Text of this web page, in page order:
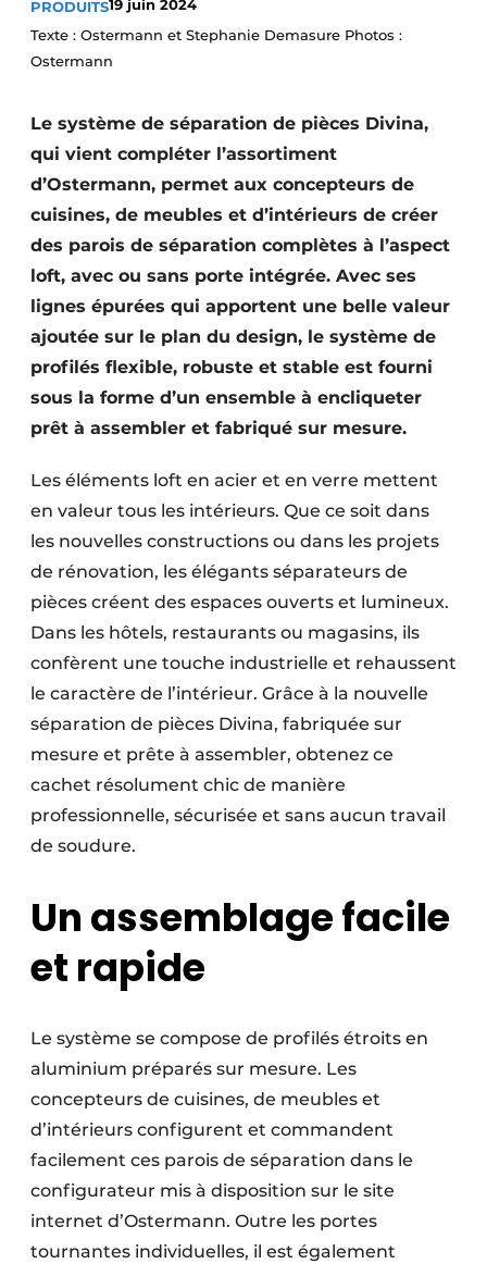
Privacy / Cookie statement
S’inscrire
Termes et conditions
Video’s
PRODUITS19 juin 2024
Texte : Ostermann et Stephanie Demasure Photos :
Ostermann
Le système de séparation de pièces Divina,
qui vient compléter l’assortiment
d’Ostermann, permet aux concepteurs de
cuisines, de meubles et d’intérieurs de créer
des parois de séparation complètes à l’aspect
loft, avec ou sans porte intégrée. Avec ses
lignes épurées qui apportent une belle valeur
ajoutée sur le plan du design, le système de
profilés flexible, robuste et stable est fourni
sous la forme d’un ensemble à encliqueter
prêt à assembler et fabriqué sur mesure.
Les éléments loft en acier et en verre mettent
en valeur tous les intérieurs. Que ce soit dans
les nouvelles constructions ou dans les projets
de rénovation, les élégants séparateurs de
pièces créent des espaces ouverts et lumineux.
Dans les hôtels, restaurants ou magasins, ils
confèrent une touche industrielle et rehaussent
le caractère de l’intérieur. Grâce à la nouvelle
séparation de pièces Divina, fabriquée sur
mesure et prête à assembler, obtenez ce
cachet résolument chic de manière
professionnelle, sécurisée et sans aucun travail
de soudure.
Un assemblage facile
et rapide
Le système se compose de profilés étroits en
aluminium préparés sur mesure. Les
concepteurs de cuisines, de meubles et
d’intérieurs configurent et commandent
facilement ces parois de séparation dans le
configurateur mis à disposition sur le site
internet d’Ostermann. Outre les portes
tournantes individuelles, il est également